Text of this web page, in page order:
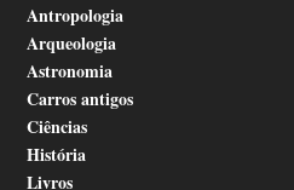
Antropologia
Arqueologia
Astronomia
Carros antigos
Ciências
História
Livros